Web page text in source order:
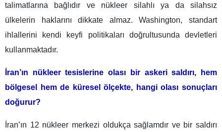
talimatlarına bağlıdır ve nükleer silahlı ya da silahsız
ülkelerin haklarını dikkate almaz. Washington, standart
ihlallerini kendi keyfi politikaları doğrultusunda devletleri
kullanmaktadır.
İran’ın nükleer tesislerine olası bir askeri saldırı, hem
bölgesel hem de küresel ölçekte, hangi olası sonuçları
doğurur?
İran’ın 12 nükleer merkezi oldukça sağlamdır ve bir saldırı